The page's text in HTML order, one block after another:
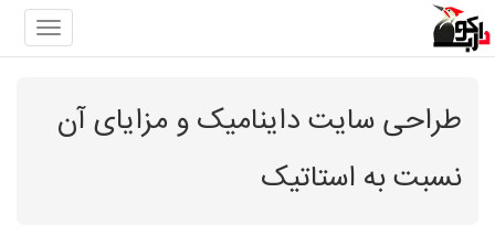
طراحی سایت داینامیک و مزایای آن
نسبت به استاتیک